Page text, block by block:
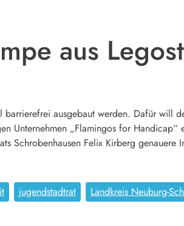
aus
barrierefrei ausgebaut werden. Dafür will
Unternehmen „Flamingos for
Schrobenhausen Felix Kirberg genauere
jugendstadtrat Landkreis Neuburg-